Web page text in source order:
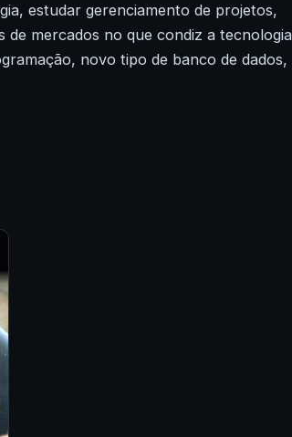
estudar gerenciamento de projetos,
de mercados no que condiz a tecnologia
novo tipo de banco de dados,